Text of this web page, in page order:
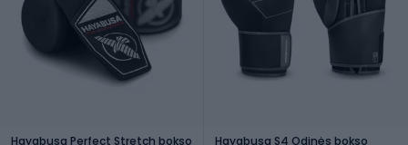
Hayabusa Perfect Stretch bokso
Hayabusa S4 Odinės bokso